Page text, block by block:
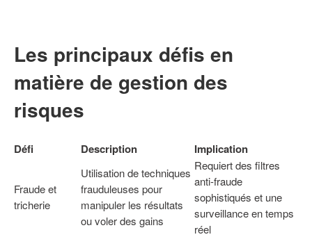
Les principaux défis en
matière de gestion des
risques
Défi Description Implication
Fraude et
tricherie
Utilisation de techniques
frauduleuses pour
manipuler les résultats
ou voler des gains
Requiert des filtres
anti-fraude
sophistiqués et une
surveillance en temps
réel